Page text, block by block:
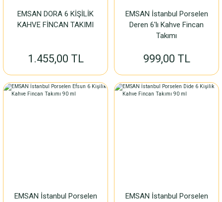
EMSAN DORA 6 KİŞİLİK
KAHVE FİNCAN TAKIMI
1.455,00 TL
EMSAN İstanbul Porselen
Deren 6'lı Kahve Fincan
Takımı
999,00 TL
EMSAN İstanbul Porselen
EMSAN İstanbul Porselen